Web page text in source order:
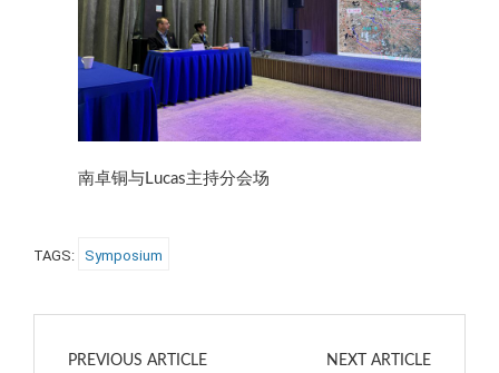
南卓铜与Lucas主持分会场
TAGS: Symposium
PREVIOUS ARTICLE NEXT ARTICLE